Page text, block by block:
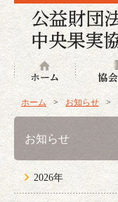
ホーム > お知らせ >
お知らせ
2026年